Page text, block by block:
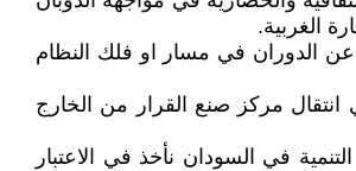
الغربية.
عن الدوران في مسار او فلك النظام
انتقال مركز صنع القرار من الخارج
في السودان نأخذ في الاعتبار